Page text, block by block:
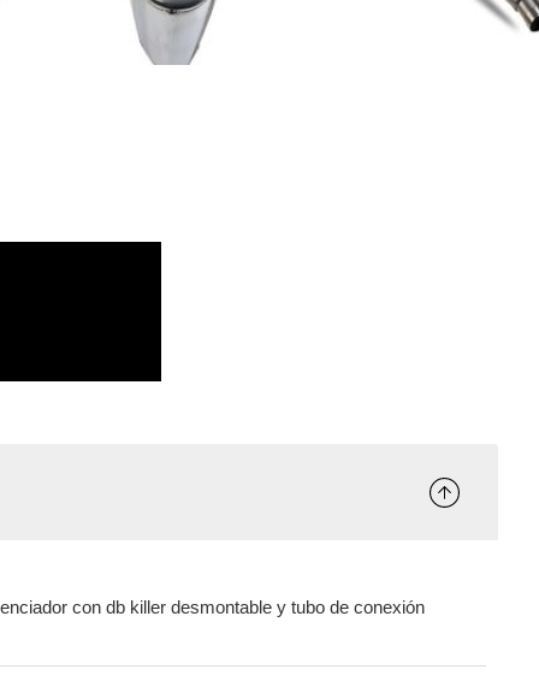
con db killer desmontable y tubo de conexión